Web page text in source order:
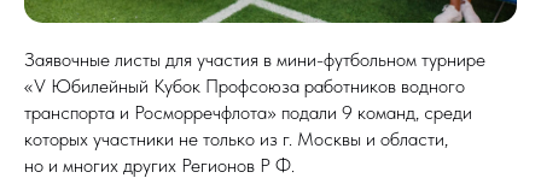
Заявочные листы для участия в мини-футбольном турнире
«V Юбилейный Кубок Профсоюза работников водного
транспорта и Росморречфлота» подали 9 команд, среди
которых участники не только из г. Москвы и области,
но и многих других Регионов Р Ф.